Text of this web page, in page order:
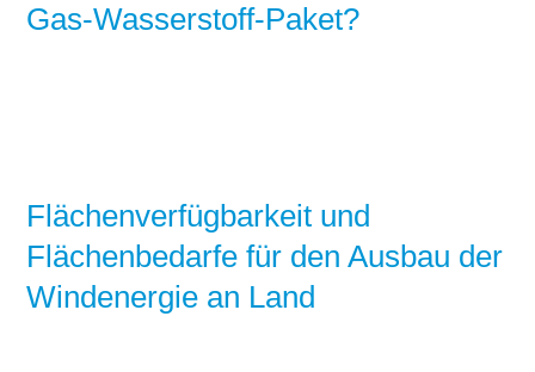
Gas-Wasserstoff-Paket?
Flächenverfügbarkeit und
Flächenbedarfe für den Ausbau der
Windenergie an Land